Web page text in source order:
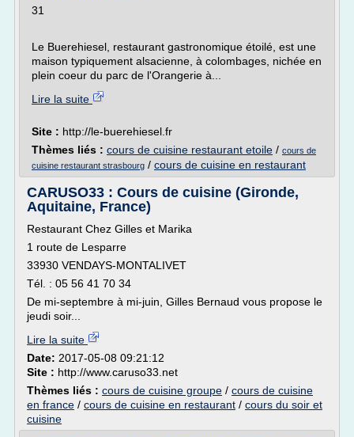
31
Le Buerehiesel, restaurant gastronomique étoilé, est une
maison typiquement alsacienne, à colombages, nichée en
plein coeur du parc de l'Orangerie à...
Lire la suite
Site : http://le-buerehiesel.fr
Thèmes liés : cours de cuisine restaurant etoile / cours de
cuisine restaurant strasbourg / cours de cuisine en restaurant
CARUSO33 : Cours de cuisine (Gironde,
Aquitaine, France)
Restaurant Chez Gilles et Marika
1 route de Lesparre
33930 VENDAYS-MONTALIVET
Tél. : 05 56 41 70 34
De mi-septembre à mi-juin, Gilles Bernaud vous propose le
jeudi soir...
Lire la suite
Date: 2017-05-08 09:21:12
Site : http://www.caruso33.net
Thèmes liés : cours de cuisine groupe / cours de cuisine
en france / cours de cuisine en restaurant / cours du soir et
cuisine